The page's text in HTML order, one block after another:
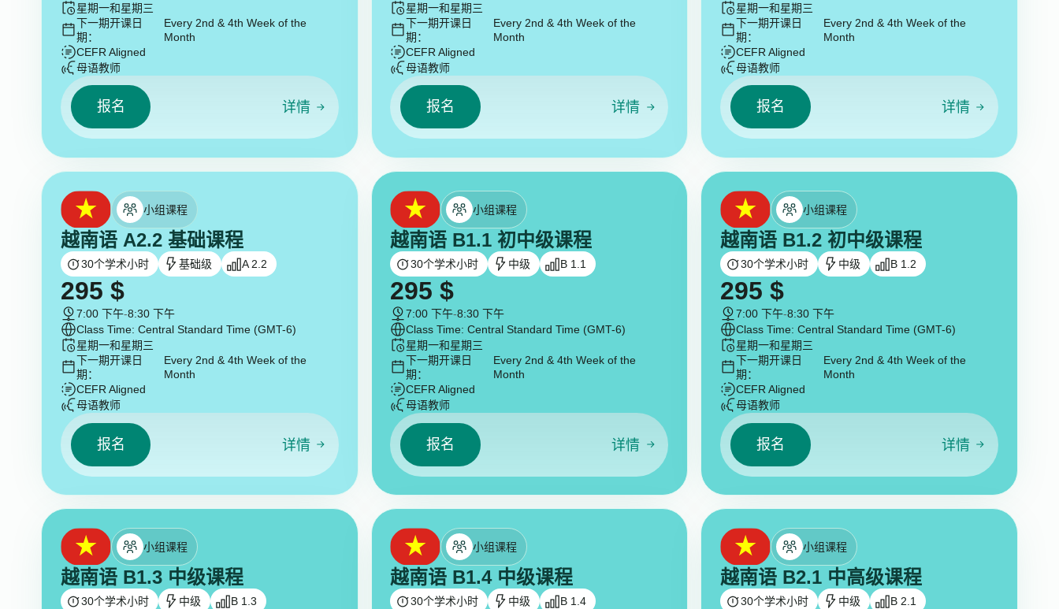
星期一和星期三
下一期开课日
期：
Every 2nd & 4th Week of the
Month
CEFR Aligned
母语教师
报名 详情
星期一和星期三
下一期开课日
期：
Every 2nd & 4th Week of the
Month
CEFR Aligned
母语教师
报名 详情
星期一和星期三
下一期开课日
期：
Every 2nd & 4th Week of the
Month
CEFR Aligned
母语教师
报名 详情
小组课程
越南语 A2.2 基础课程
30个学术小时 基础级 A 2.2
295 $
7:00 下午-8:30 下午
Class Time: Central Standard Time (GMT-6)
星期一和星期三
下一期开课日
期：
Every 2nd & 4th Week of the
Month
CEFR Aligned
母语教师
报名 详情
小组课程
越南语 B1.1 初中级课程
30个学术小时 中级 B 1.1
295$
7:00 下午-8:30 下午
Class Time: Central Standard Time (GMT-6)
星期一和星期三
下一期开课日
期：
Every 2nd & 4th Week of the
Month
CEFR Aligned
母语教师
报名 详情
小组课程
越南语 B1.2 初中级课程
30个学术小时 中级 B 1.2
295$
7:00 下午-8:30 下午
Class Time: Central Standard Time (GMT-6)
星期一和星期三
下一期开课日
期：
Every 2nd & 4th Week of the
Month
CEFR Aligned
母语教师
报名 详情
小组课程
越南语 B1.3 中级课程
30个学术小时 中级 B 1.3
小组课程
越南语 B1.4 中级课程
30个学术小时 中级 B 1.4
小组课程
越南语 B2.1 中高级课程
30个学术小时 中级 B 2.1